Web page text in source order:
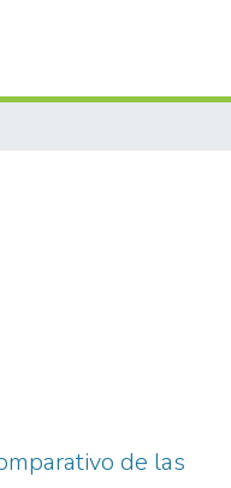
de las